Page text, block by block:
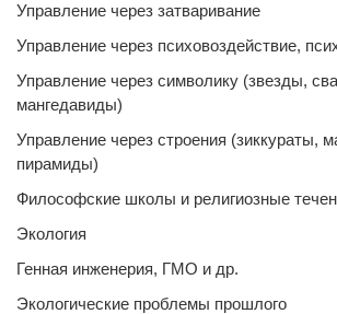
Управление через затваривание
Управление через психовоздействие,
Управление через символику (звезды,
мангедавиды)
Управление через строения (зиккураты,
пирамиды)
Философские школы и религиозные
Экология
Генная инженерия, ГМО и др.
Экологические проблемы прошлого